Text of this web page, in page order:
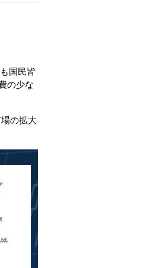
国民皆
の少な
の拡大